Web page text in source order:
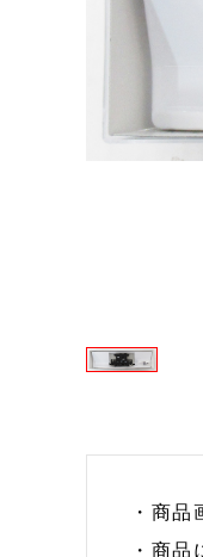
・商
・商